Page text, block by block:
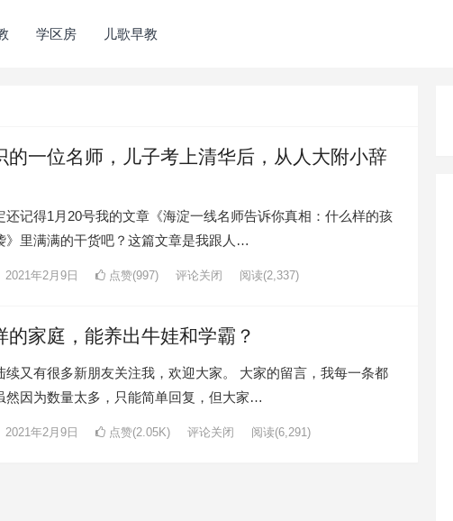
学区房 儿歌早教
的一位名师，儿子考上清华后，从人大附小辞
还记得1月20号我的文章《海淀一线名师告诉你真相：什么样的孩
》里满满的干货吧？这篇文章是我跟人…
2021年2月9日 点赞(997) 评论关闭 阅读(2,337)
的家庭，能养出牛娃和学霸？
续又有很多新朋友关注我，欢迎大家。 大家的留言，我每一条都
然因为数量太多，只能简单回复，但大家…
2021年2月9日 点赞(2.05K) 评论关闭 阅读(6,291)